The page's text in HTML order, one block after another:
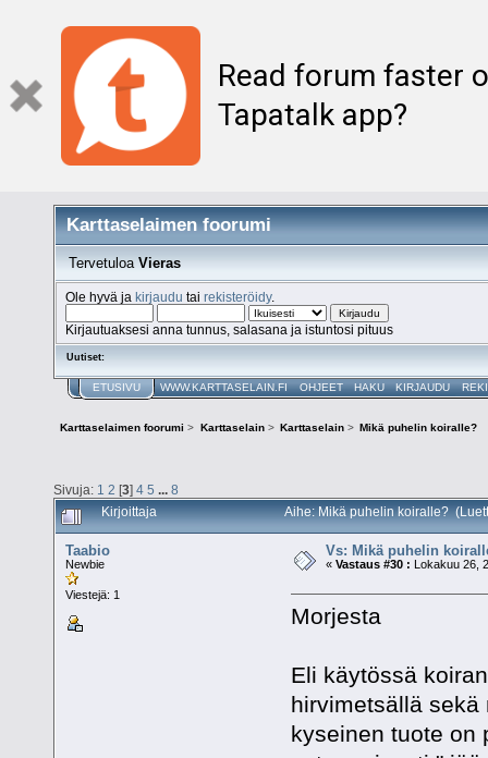
Read forum faster
Tapatalk app?
Karttaselaimen foorumi
Tervetuloa Vieras
Ole hyvä jakirjaudu tairekisteröidy.
Kirjautuaksesi anna tunnus, salasana ja istuntosi pituus
Uutiset:
ETUSIVU WWW.KARTTASELAIN.FI OHJEET HAKU KIRJAUDU
Karttaselaimen foorumi > Karttaselain> Karttaselain> Mikä puhelin koiralle?
Sivuja: 1 2 [3] 4 5 ... 8
Kirjoittaja Aihe: Mikä puhelin koiralle?
Taabio
Newbie
Viestejä: 1
Vs: Mikä puhelin
«Vastaus #30 : Lokakuu 26,
Morjesta
Eli käytössä
hirvimetsällä
kyseinen tuote on